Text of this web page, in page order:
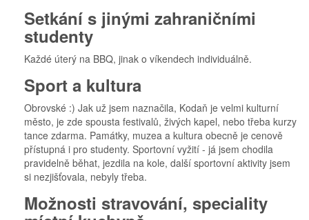
Setkání s jinými zahraničními
studenty
Každé úterý na BBQ, jinak o víkendech individuálně.
Sport a kultura
Obrovské :) Jak už jsem naznačila, Kodaň je velmi kulturní
město, je zde spousta festivalů, živých kapel, nebo třeba kurzy
tance zdarma. Památky, muzea a kultura obecně je cenově
přístupná i pro studenty. Sportovní vyžití - já jsem chodila
pravidelně běhat, jezdila na kole, další sportovní aktivity jsem
si nezjišťovala, nebyly třeba.
Možnosti stravování, speciality